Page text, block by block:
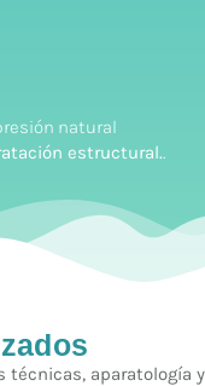
natural
estructural..
técnicas, aparatología y